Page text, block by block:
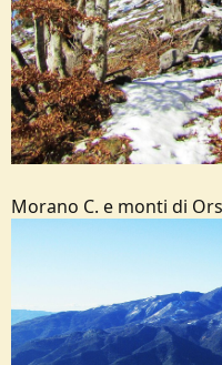
Morano C. e monti di